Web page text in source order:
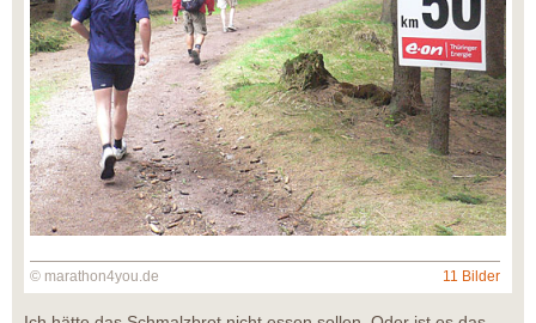
© marathon4you.de 11 Bilder